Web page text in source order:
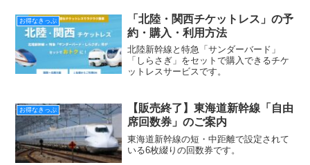
お得なきっぷ
「北陸・関西チケットレス」の予
約・購入・利用方法
北陸新幹線と特急「サンダーバード」
「しらさぎ」をセットで購入できるチケ
ットレスサービスです。
お得なきっぷ
【販売終了】東海道新幹線「自由
席回数券」のご案内
東海道新幹線の短・中距離で設定されて
いる6枚綴りの回数券です。